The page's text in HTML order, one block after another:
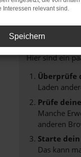
Beim Laden ist
Hier sind ein
Überprüfe
Laden
Prüfe
Manche
anderen
Starte
Das kann
Interessen relevant sind.
Speichern